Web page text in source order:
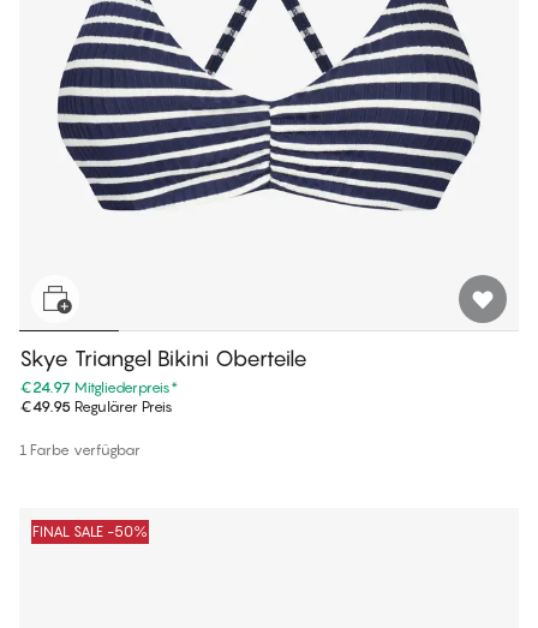
Skye Triangel Bikini Oberteile
€24.97 Mitgliederpreis*
€49.95 Regulärer Preis
1 Farbe verfügbar
FINAL SALE -50%